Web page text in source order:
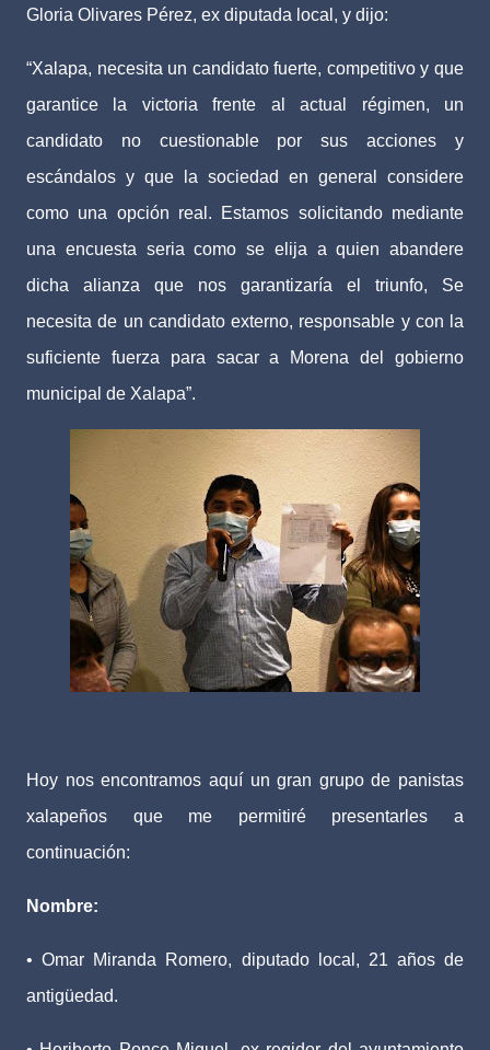
Gloria Olivares Pérez, ex diputada local, y dijo:
“Xalapa, necesita un candidato fuerte, competitivo y que
garantice la victoria frente al actual régimen, un
candidato no cuestionable por sus acciones y
escándalos y que la sociedad en general considere
como una opción real. Estamos solicitando mediante
una encuesta seria como se elija a quien abandere
dicha alianza que nos garantizaría el triunfo, Se
necesita de un candidato externo, responsable y con la
suficiente fuerza para sacar a Morena del gobierno
municipal de Xalapa”.
Hoy nos encontramos aquí un gran grupo de panistas
xalapeños que me permitiré presentarles a
continuación:
Nombre:
• Omar Miranda Romero, diputado local, 21 años de
antigüedad.